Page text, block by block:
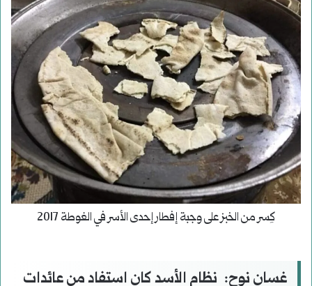
كِسر من الخبز على وجبة إفطار إحدى الأسر في الغوطة 2017
غسان نوح: نظام الأسد كان استفادمنعائدات